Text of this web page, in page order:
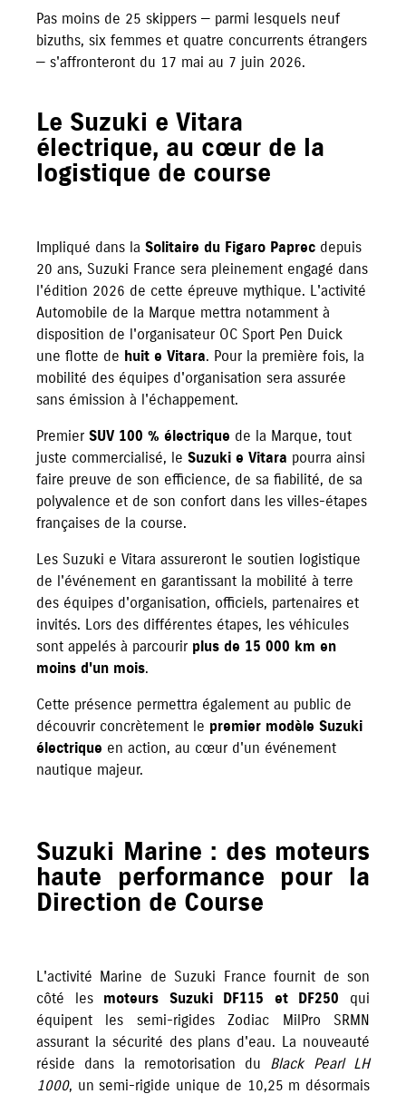
Pas moins de 25 skippers — parmi lesquels neuf
bizuths, six femmes et quatre concurrents étrangers
— s'affronteront du 17 mai au 7 juin 2026.
Le Suzuki e Vitara
électrique, au cœur de la
logistique de course
Impliqué dans la Solitaire du Figaro Paprec depuis
20 ans, Suzuki France sera pleinement engagé dans
l'édition 2026 de cette épreuve mythique. L'activité
Automobile de la Marque mettra notamment à
disposition de l'organisateur OC Sport Pen Duick
une flotte de huit e Vitara. Pour la première fois, la
mobilité des équipes d'organisation sera assurée
sans émission à l'échappement.
Premier SUV 100 % électrique de la Marque, tout
juste commercialisé, le Suzuki e Vitara pourra ainsi
faire preuve de son efficience, de sa fiabilité, de sa
polyvalence et de son confort dans les villes-étapes
françaises de la course.
Les Suzuki e Vitara assureront le soutien logistique
de l'événement en garantissant la mobilité à terre
des équipes d'organisation, officiels, partenaires et
invités. Lors des différentes étapes, les véhicules
sont appelés à parcourir plus de 15 000 km en
moins d'un mois.
Cette présence permettra également au public de
découvrir concrètement le premier modèle Suzuki
électrique en action, au cœur d'un événement
nautique majeur.
Suzuki Marine : des moteurs
haute performance pour la
Direction de Course
L'activité Marine de Suzuki France fournit de son
côté les moteurs Suzuki DF115 et DF250 qui
équipent les semi-rigides Zodiac MilPro SRMN
assurant la sécurité des plans d'eau. La nouveauté
réside dans la remotorisation du Black Pearl LH
1000, un semi-rigide unique de 10,25 m désormais